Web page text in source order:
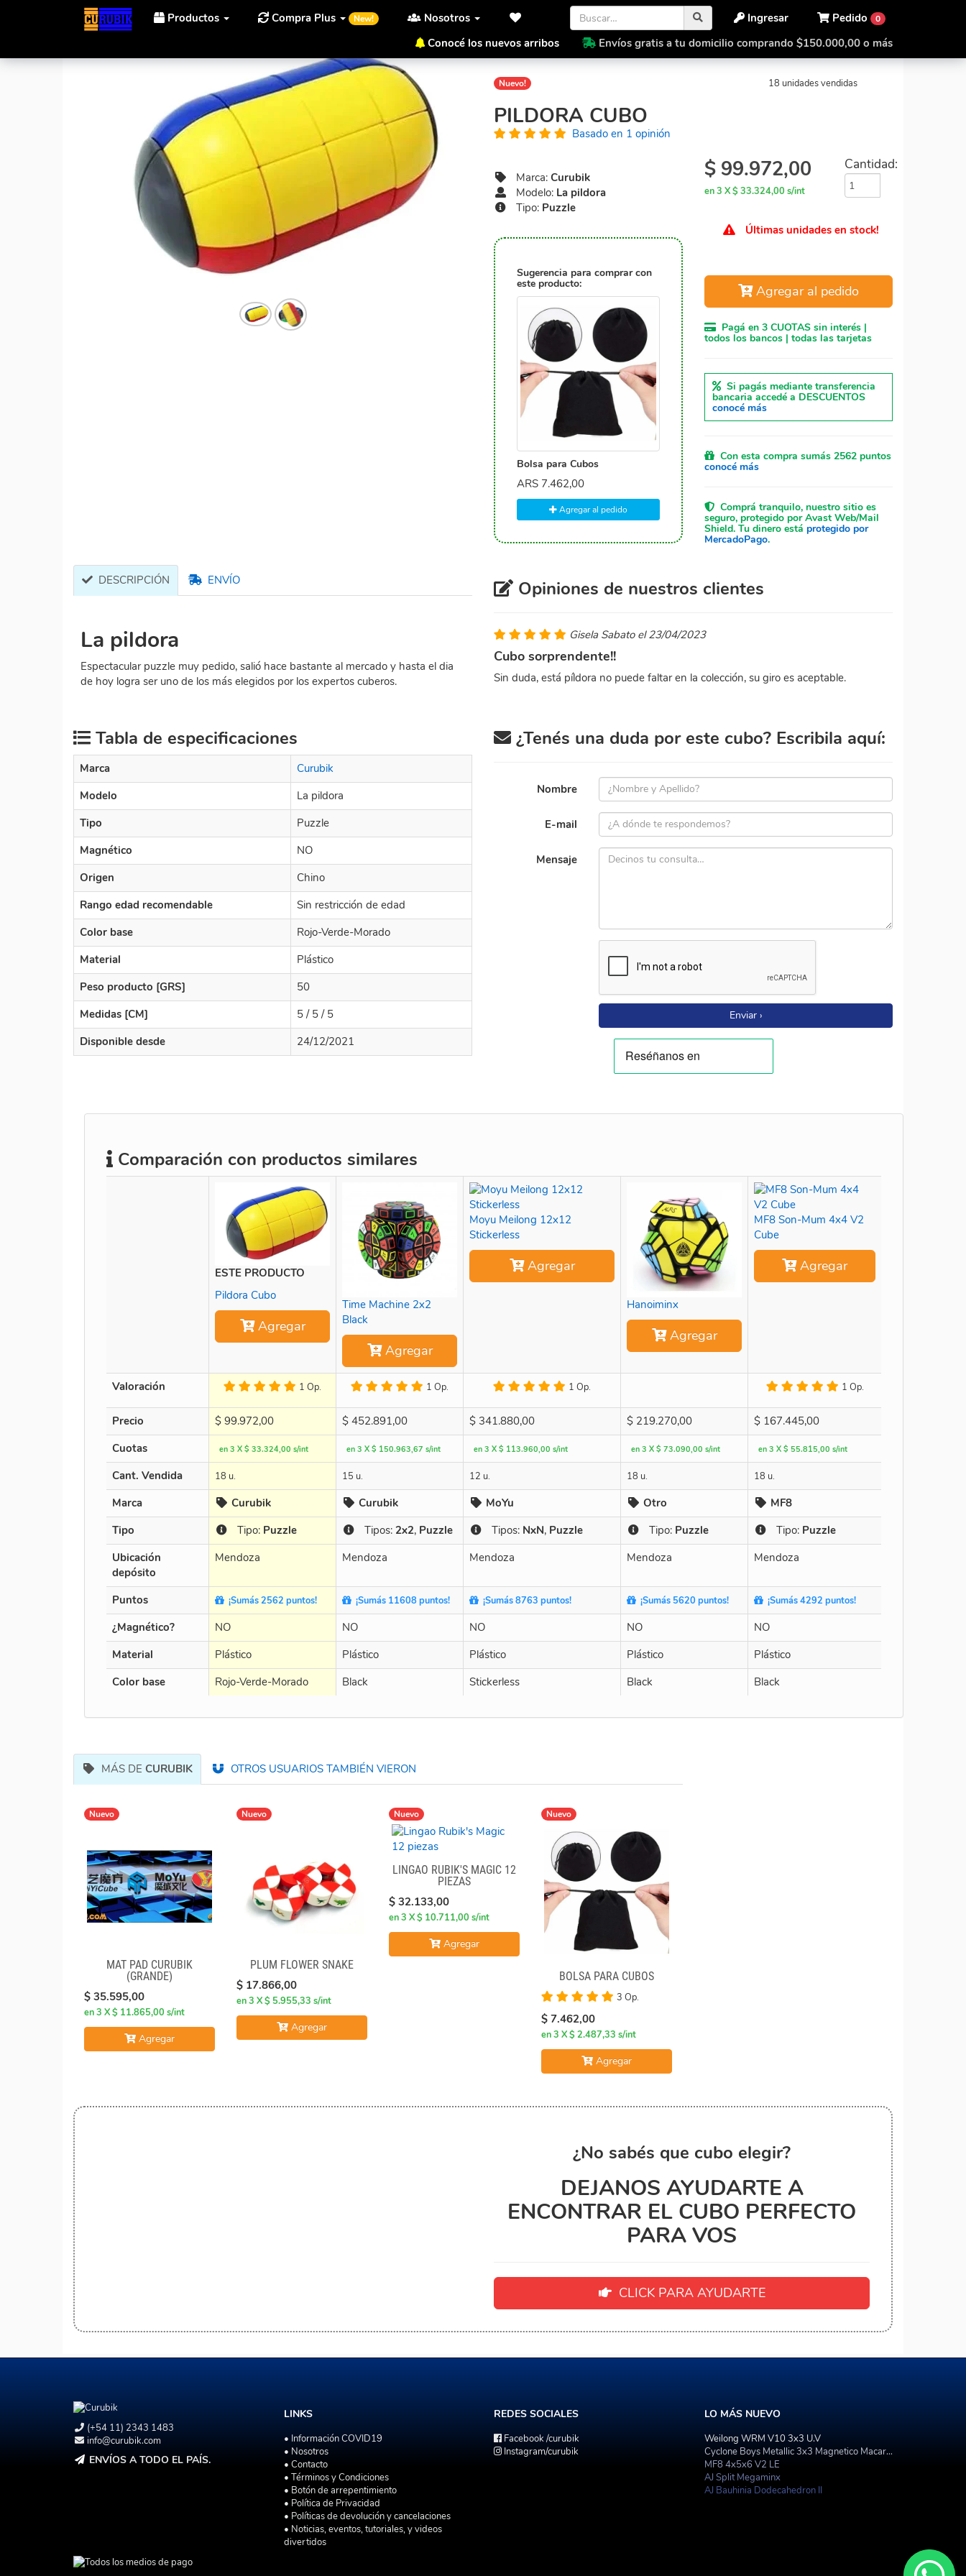
Productos Compra Plus New! Nosotros Pedido 0
Ingresar
Conocé los nuevos arribos
Envíos gratis a tu domicilio comprando $150.000,00 o más
Inicio Curubik La pildora Pildora Cubo
Nuevo! 18 unidades vendidas
PILDORA CUBO
Basado en 1 opinión
Marca: Curubik
Modelo: La pildora
Tipo: Puzzle
Sugerencia para comprar con
este producto:
Bolsa para Cubos
ARS 7.462,00
Agregar al pedido
$ 99.972,00
en 3 X $ 33.324,00 s/int
Cantidad:
Últimas unidades en stock!
Agregar al pedido
Pagá en 3 CUOTAS sin interés |
todos los bancos | todas las tarjetas
Si pagás mediante transferencia
bancaria accedé a DESCUENTOS
conocé más
Con esta compra sumás 2562 puntos
conocé más
Comprá tranquilo, nuestro sitio es
seguro, protegido por Avast Web/Mail
Shield. Tu dinero está protegido por
MercadoPago.
DESCRIPCIÓN ENVÍO
La pildora
Espectacular puzzle muy pedido, salió hace bastante al mercado y hasta el dia
de hoy logra ser uno de los más elegidos por los expertos cuberos.
Tabla de especificaciones
Marca
Curubik
Modelo
La pildora
Tipo
Puzzle
Magnético
NO
Origen
Chino
Rango edad recomendable
Sin restricción de edad
Color base
Rojo-Verde-Morado
Material
Plástico
Peso producto [GRS]
50
Medidas [CM]
5 / 5 / 5
Disponible desde
24/12/2021
Opiniones de nuestros clientes
Gisela Sabato el 23/04/2023
Cubo sorprendente!!
Sin duda, está píldora no puede faltar en la colección, su giro es aceptable.
¿Tenés una duda por este cubo? Escribila aquí:
Nombre
E-mail
Mensaje
Enviar ›
Comparación con productos similares
ESTE PRODUCTO
Pildora Cubo
Agregar
Time Machine 2x2
Black
Agregar
Moyu Meilong 12x12
Stickerless
Agregar
Hanoiminx
Agregar
MF8 Son-Mum 4x4 V2
Cube
Agregar
Valoración 1 Op. 1 Op. 1 Op. 1 Op.
Precio $ 99.972,00 $ 452.891,00 $ 341.880,00 $ 219.270,00 $ 167.445,00
Cuotas
en 3 X $ 33.324,00 s/int en 3 X $ 150.963,67 s/int en 3 X $ 113.960,00 s/int en 3 X $ 73.090,00 s/int en 3 X $ 55.815,00 s/int
Cant. Vendida 18 u. 15 u. 12 u. 18 u. 18 u.
Marca Curubik Curubik MoYu Otro
MF8
Tipo
Tipo: Puzzle Tipos: 2x2, Puzzle Tipos: NxN, Puzzle Tipo: Puzzle Tipo: Puzzle
Ubicación
depósito
Mendoza Mendoza Mendoza Mendoza Mendoza
Puntos ¡Sumás 2562 puntos! ¡Sumás 11608 puntos! ¡Sumás 8763 puntos! ¡Sumás 5620 puntos! ¡Sumás 4292 puntos!
¿Magnético? NO NO NO NO
NO
Material
Plástico Plástico Plástico Plástico
Plástico
Color base
Rojo-Verde-Morado Black Stickerless Black Black
MÁS DE CURUBIK OTROS USUARIOS TAMBIÉN VIERON
Nuevo
MAT PAD CURUBIK
(GRANDE)
$ 35.595,00
en 3 X $ 11.865,00 s/int
Agregar
Nuevo
PLUM FLOWER SNAKE
$ 17.866,00
en 3 X $ 5.955,33 s/int
Agregar
Nuevo
LINGAO RUBIK'S MAGIC 12
PIEZAS
$ 32.133,00
en 3 X $ 10.711,00 s/int
Agregar
Nuevo
BOLSA PARA CUBOS
3 Op.
$ 7.462,00
en 3 X $ 2.487,33 s/int
Agregar
¿No sabés que cubo elegir?
DEJANOS AYUDARTE A
ENCONTRAR EL CUBO PERFECTO
PARA VOS
CLICK PARA AYUDARTE
(+54 11) 2343 1483
info@curubik.com
ENVÍOS A TODO EL PAÍS.
LINKS
• Información COVID19
• Nosotros
• Contacto
• Términos y Condiciones
• Botón de arrepentimiento
• Política de Privacidad
• Políticas de devolución y cancelaciones
• Noticias, eventos, tutoriales, y videos
divertidos
REDES SOCIALES
Facebook/curubik
Instagram/curubik
LO MÁS NUEVO
Weilong WRM V10 3x3 U.V
Cyclone Boys Metallic 3x3 Magnetico Macaron
MF8 4x5x6 V2 LE
AJ Split Megaminx
AJ Bauhinia Dodecahedron II